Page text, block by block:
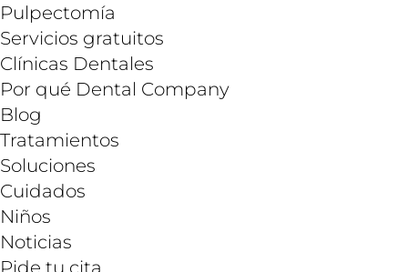
Pulpectomía
Servicios gratuitos
Clínicas Dentales
Por qué Dental Company
Blog
Tratamientos
Soluciones
Cuidados
Niños
Noticias
Pide tu cita